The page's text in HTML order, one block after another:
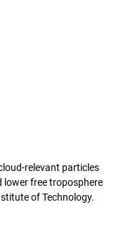
relevant particles
lower free troposphere
of Technology.